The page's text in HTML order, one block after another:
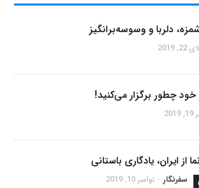
دلربا و وسوسه‌برانگیز
2019
چطور برگزار می‌کنید!
از ایران، یادگاری باستانی
سفرنگار - نوامبر 10, 2019